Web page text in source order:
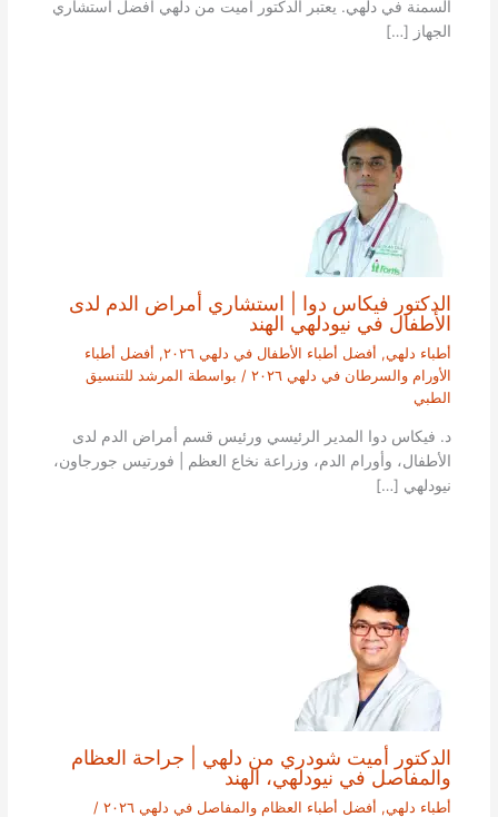
السمنة في دلهي. يعتبر الدكتور أميت من دلهي افضل استشاري
الجهاز […]
الدكتور فيكاس دوا | استشاري أمراض الدم لدى
الأطفال في نيودلهي الهند
أطباء دلهي, أفضل أطباء الأطفال في دلهي ٢٠٢٦ , أفضل أطباء
الأورام والسرطان في دلهي ٢٠٢٦
/ بواسطة المرشد للتنسيق
الطبي
د. فيكاس دوا المدير الرئيسي ورئيس قسم أمراض الدم لدى
الأطفال، وأورام الدم، وزراعة نخاع العظم | فورتيس جورجاون،
نيودلهي […]
الدكتور أميت شودري من دلهي | جراحة العظام
والمفاصل في نيودلهي، الهند
أطباء دلهي, أفضل أطباء العظام والمفاصل في دلهي ٢٠٢٦
/